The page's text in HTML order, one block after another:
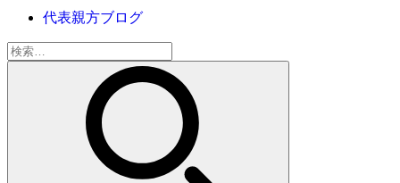
代表親方ブログ
検
索: